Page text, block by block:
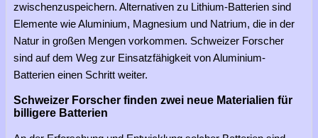
zwischenzuspeichern. Alternativen zu Lithium-Batterien sind
Elemente wie Aluminium, Magnesium und Natrium, die in der
Natur in großen Mengen vorkommen. Schweizer Forscher
sind auf dem Weg zur Einsatzfähigkeit von Aluminium-
Batterien einen Schritt weiter.
Schweizer Forscher finden zwei neue Materialien für
billigere Batterien